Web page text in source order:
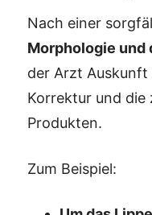
Nach einer
Morphologie und
der Arzt
Korrektur und die
Produkten.
Zum Beispiel: